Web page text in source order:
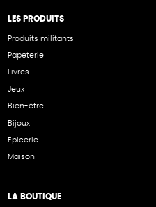
LES PRODUITS
Produits militants
Papeterie
Livres
Jeux
Bien-être
Bijoux
Epicerie
Maison
LA BOUTIQUE